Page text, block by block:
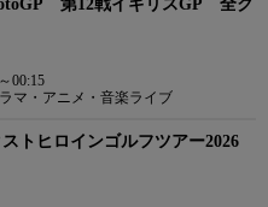
第12戦イギリスGP 全ク
00:15
マ・アニメ・音楽ライブ
トヒロインゴルフツアー2026